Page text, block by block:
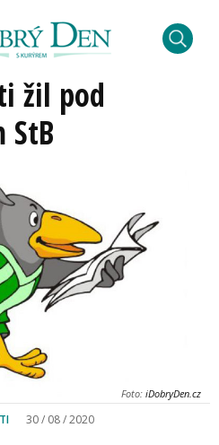
žil pod
StB
Foto: iDobryDen.cz
30 / 08 / 2020